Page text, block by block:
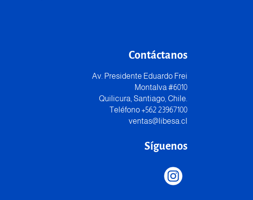
Contáctanos
Av. Presidente Eduardo Frei
Montalva #6010
Quilicura, Santiago, Chile.
Teléfono +562 23967100
ventas@libesa.cl
Síguenos